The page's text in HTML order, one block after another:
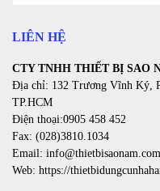
LIÊN HỆ
CTY TNHH THIẾT BỊ SAO
Địa chỉ: 132 Trương Vĩnh Ký,
TP.HCM
Điện thoại:0905 458 452
Fax: (028)3810.1034
Email: info@thietbisaonam.com
Web: https://